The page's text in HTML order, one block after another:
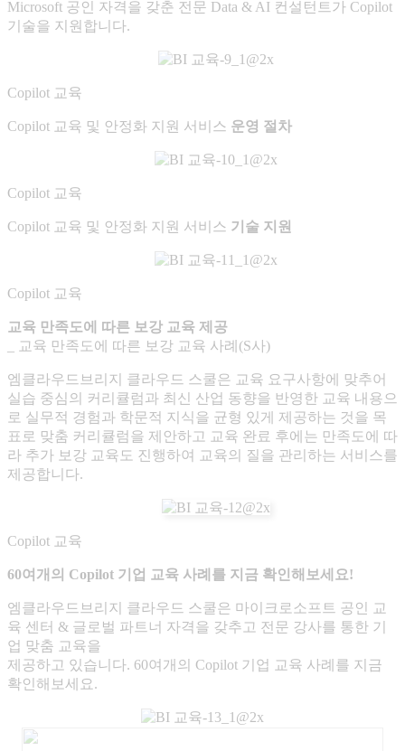
Microsoft 공인 자격을 갖춘 전문 Data & AI 컨설턴트가 Copilot
기술을 지원합니다.
Copilot 교육
Copilot 교육 및 안정화 지원 서비스 운영 절차
Copilot 교육
Copilot 교육 및 안정화 지원 서비스 기술 지원
Copilot 교육
교육 만족도에 따른 보강 교육 제공
_ 교육 만족도에 따른 보강 교육 사례(S사)
엠클라우드브리지 클라우드 스쿨은 교육 요구사항에 맞추어
실습 중심의 커리큘럼과 최신 산업 동향을 반영한 교육 내용으
로 실무적 경험과 학문적 지식을 균형 있게 제공하는 것을 목
표로 맞춤 커리큘럼을 제안하고 교육 완료 후에는 만족도에 따
라 추가 보강 교육도 진행하여 교육의 질을 관리하는 서비스를
제공합니다.
Copilot 교육
60여개의 Copilot 기업 교육 사례를 지금 확인해보세요!
엠클라우드브리지 클라우드 스쿨은 마이크로소프트 공인 교
육 센터 & 글로벌 파트너 자격을 갖추고 전문 강사를 통한 기
업 맞춤 교육을
제공하고 있습니다. 60여개의 Copilot 기업 교육 사례를 지금
확인해보세요.